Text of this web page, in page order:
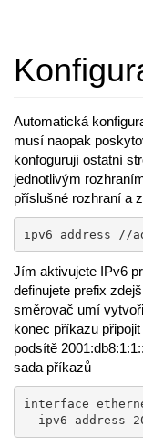
Automatická
musí naopak
konfogurují ostatní
jednotlivým
příslušné rozhraní a
ipv6 address //
Jím aktivujete IPv6
definujete prefix
směrovač umí
konec příkazu připojit
podsítě
sada příkazů
interface
ipv6 address